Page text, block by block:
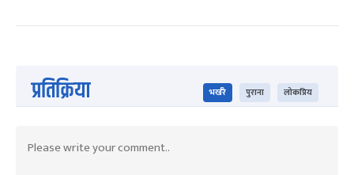
प्रतिक्रिया भर्खरै पुराना लोकप्रिय